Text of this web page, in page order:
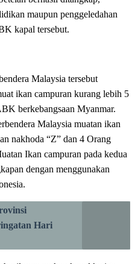
maupun penggeledahan
kapal tersebut.
Malaysia tersebut
ikan campuran kurang lebih 5
berkebangsaan Myanmar.
Malaysia muatan ikan
nakhoda “Z” dan 4 Orang
Ikan campuran pada kedua
dengan menggunakan
Hari